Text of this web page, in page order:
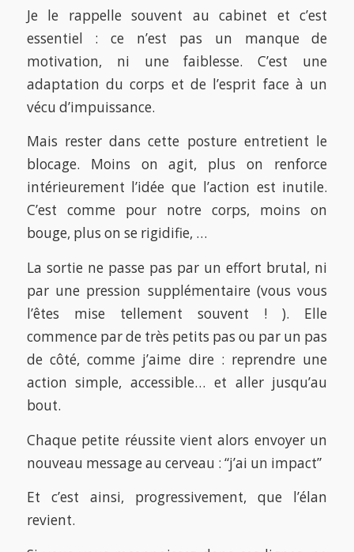
Je le rappelle souvent au cabinet et c’est
essentiel : ce n’est pas un manque de
motivation, ni une faiblesse. C’est une
adaptation du corps et de l’esprit face à un
vécu d’impuissance.
Mais rester dans cette posture entretient le
blocage. Moins on agit, plus on renforce
intérieurement l’idée que l’action est inutile.
C’est comme pour notre corps, moins on
bouge, plus on se rigidifie, …
La sortie ne passe pas par un effort brutal, ni
par une pression supplémentaire (vous vous
l’êtes mise tellement souvent ! ). Elle
commence par de très petits pas ou par un pas
de côté, comme j’aime dire : reprendre une
action simple, accessible… et aller jusqu’au
bout.
Chaque petite réussite vient alors envoyer un
nouveau message au cerveau : “j’ai un impact”
Et c’est ainsi, progressivement, que l’élan
revient.